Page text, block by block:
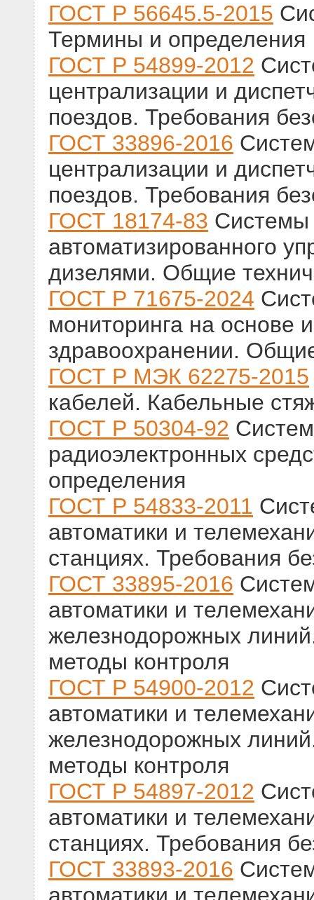
ГОСТ Р 56645.5-2015
Термины и определения
ГОСТ Р 54899-2012
централизации и
поездов. Требования
ГОСТ 33896-2016
централизации и
поездов. Требования
ГОСТ 18174-83 Системы
автоматизированного
дизелями. Общие
ГОСТ Р 71675-2024
мониторинга на основе
здравоохранении.
ГОСТ Р МЭК 62275-2015
кабелей. Кабельные
ГОСТ Р 50304-92
радиоэлектронных
определения
ГОСТ Р 54833-2011
автоматики и
станциях. Требования
ГОСТ 33895-2016
автоматики и
железнодорожных
методы контроля
ГОСТ Р 54900-2012
автоматики и
железнодорожных
методы контроля
ГОСТ Р 54897-2012
автоматики и
станциях. Требования
ГОСТ 33893-2016